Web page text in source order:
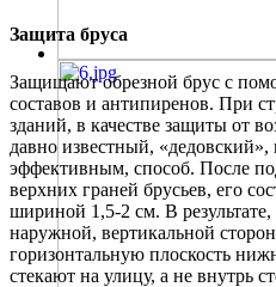
Защита бруса
Защищают обрезной брус с
составов и антипиренов. При
зданий, в качестве защиты от
давно известный,
эффективным, способ. После
верхних граней брусьев, его
шириной 1,5-2 см. В
наружной, вертикальной
горизонтальную плоскость
стекают на улицу, а не внутрь